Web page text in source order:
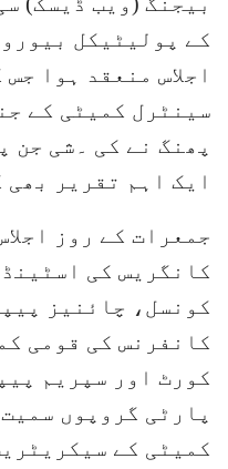
کے پولیٹیکل
اجلاس منعقد ہوا
سینٹرل کمیٹی کے
پھنگ نے کی ۔شی جن
ایک اہم تقریر بھی
جمعرات کے روز
کانگریس کی
کونسل، چائنیز
کانفرنس کی قومی
کورٹ اور سپریم
پارٹی گروپوں
کمیٹی کے